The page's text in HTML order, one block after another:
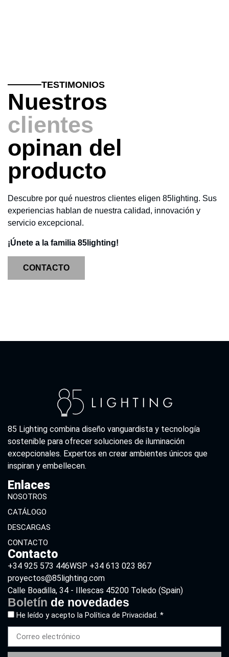
TESTIMONIOS
Nuestros
clientes
opinan del
producto
Descubre por qué nuestros clientes eligen 85lighting. Sus
experiencias hablan de nuestra calidad, innovación y
servicio excepcional.
¡Únete a la familia 85lighting!
CONTACTO
85 Lighting combina diseño vanguardista y tecnología
sostenible para ofrecer soluciones de iluminación
excepcionales. Expertos en crear ambientes únicos que
inspiran y embellecen.
Enlaces
NOSOTROS
CATÁLOGO
DESCARGAS
CONTACTO
Contacto
+34 925 573 446WSP +34 613 023 867
proyectos@85lighting.com
Calle Boadilla, 34 - Illescas 45200 Toledo (Spain)
Boletín de novedades
He leído y acepto la Política de Privacidad. *